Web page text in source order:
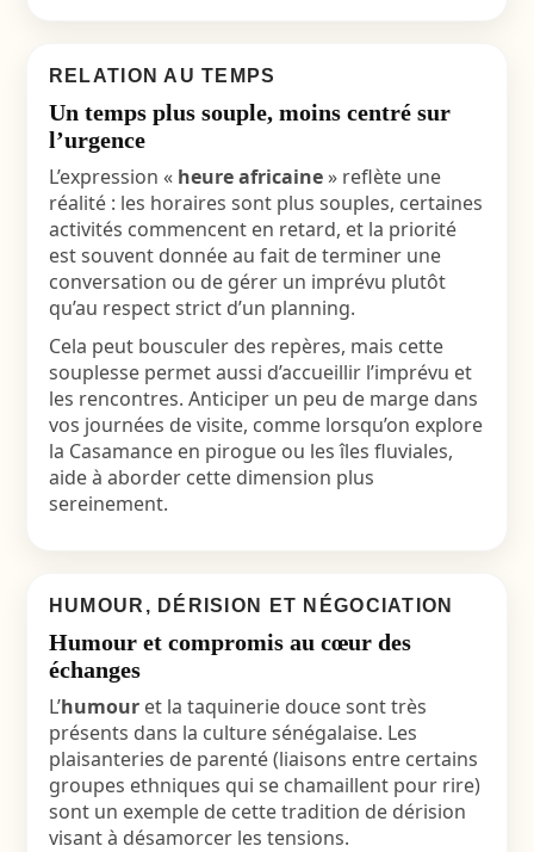
RELATION AU TEMPS
Un temps plus souple, moins centré sur
l’urgence
L’expression « heure africaine» reflète une
réalité : les horaires sont plus souples, certaines
activités commencent en retard, et la priorité
est souvent donnée au fait de terminer une
conversation ou de gérer un imprévu plutôt
qu’au respect strict d’un planning.
Cela peut bousculer des repères, mais cette
souplesse permet aussi d’accueillir l’imprévu et
les rencontres. Anticiper un peu de marge dans
vos journées de visite, comme lorsqu’on explore
la Casamance en pirogue ou les îles fluviales,
aide à aborder cette dimension plus
sereinement.
HUMOUR, DÉRISION ET NÉGOCIATION
Humour et compromis au cœur des
échanges
L’humouret la taquinerie douce sont très
présents dans la culture sénégalaise. Les
plaisanteries de parenté (liaisons entre certains
groupes ethniques qui se chamaillent pour rire)
sont un exemple de cette tradition de dérision
visant à désamorcer les tensions.